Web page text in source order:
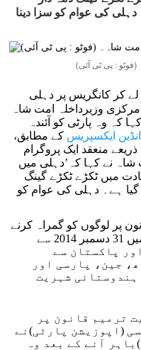
دہلی کی عوام کو سزا دینا
: پی ٹی آئی)
کر کانگریس پر دہلی
مرکزی وزیرداخلہ امت شاہ
کہ وہ پارٹی کو آئندہ
انڈین ایکسپریس کے مطابق،
منعقد ایک پروگرام
شاہ نے کہا کہ’دہلی میں
میں ٹکڑے ٹکڑے گینگ
گیا ہے۔ دہلی کی عوام کو
پر لوگوں کو گمراہ کرنے
کے لیے قصوروار ٹھہرایا۔اس قانون میں 31 دسمبر 2014 سے
پاکستان سے
جین، پارسی اور
ہندوستانی شہریت
ترمیم قانون پر
(اپوزیشن پارٹی)نے
آنے کے بعد وہ